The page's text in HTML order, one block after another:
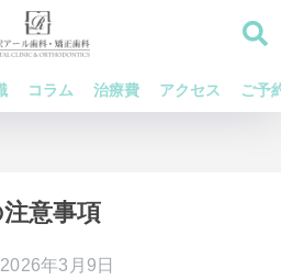
コラム 治療費 アクセス ご予
意事項
2026年3月9日